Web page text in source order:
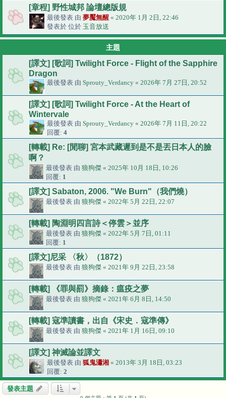
[章程] 野性城邦 論壇總版規
最後發表 由 夢魘無醒 « 2020年 1月 2日, 22:46
發表於 位於 玉音放送
主題
[譯文] [歌詞] Twilight Force - Flight of the Sapphire
Dragon
最後發表 由 Sprouty_Verdancy « 2026年 7月 27日, 20:52
[譯文] [歌詞] Twilight Force - At the Heart of
Wintervale
最後發表 由 Sprouty_Verdancy « 2026年 7月 11日, 20:22
回覆: 4
[轉載] Re: [閒聊] 宮本武藏遲到是不是丟日本人的臉
啊？
最後發表 由 狼狗傑 « 2025年 10月 18日, 10:26
回覆: 1
[譯文] Sabaton, 2006. "We Burn"（我們燒）
最後發表 由 狼狗傑 « 2022年 5月 22日, 22:07
[轉載] 陶淵明四言詩＜停雲＞並序
最後發表 由 狼狗傑 « 2022年 5月 7日, 01:11
回覆: 1
[譯文]尼采 〈秋〉（1872）
最後發表 由 狼狗傑 « 2021年 9月 22日, 23:58
[轉載] 《罪與罰》摘錄：瘟疫之夢
最後發表 由 狼狗傑 « 2021年 6月 8日, 14:50
[轉載] 寇準讀書，出自《宋史．寇準傳》
最後發表 由 狼狗傑 « 2021年 1月 16日, 09:10
[譯文] 神滅論並譯文
最後發表 由 狐鬼瀟湘 « 2013年 3月 18日, 03:23
回覆: 2
發表主題